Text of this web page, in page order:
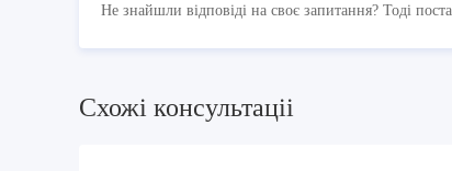
Не знайшли відповіді на своє запитання? Тоді
Схожi консультацii